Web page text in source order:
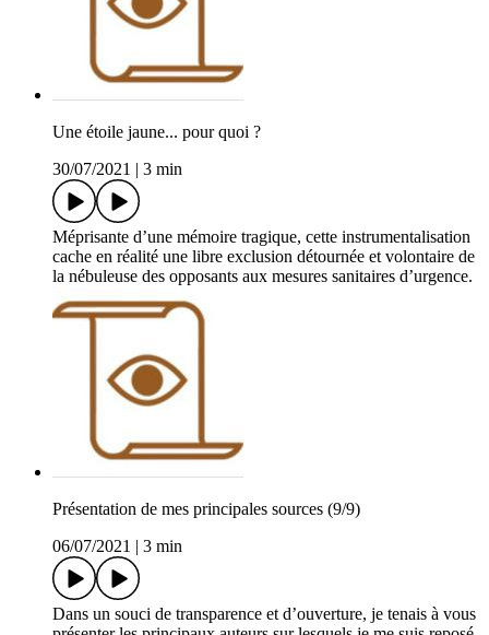
Une étoile jaune... pour quoi ?
30/07/2021
3 min
Méprisante d’une mémoire tragique, cette instrumentalisation
cache en réalité une libre exclusion détournée et volontaire de
la nébuleuse des opposants aux mesures sanitaires d’urgence.
Présentation de mes principales sources (9/9)
06/07/2021
3 min
Dans un souci de transparence et d’ouverture, je tenais à vous